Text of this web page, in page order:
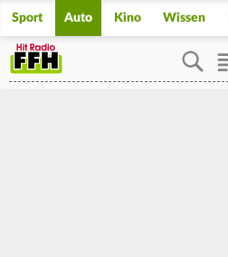
Sport Auto Kino Wissen